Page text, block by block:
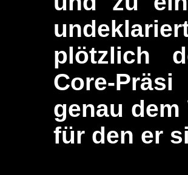
plötzlich
Core-
genau
für den er